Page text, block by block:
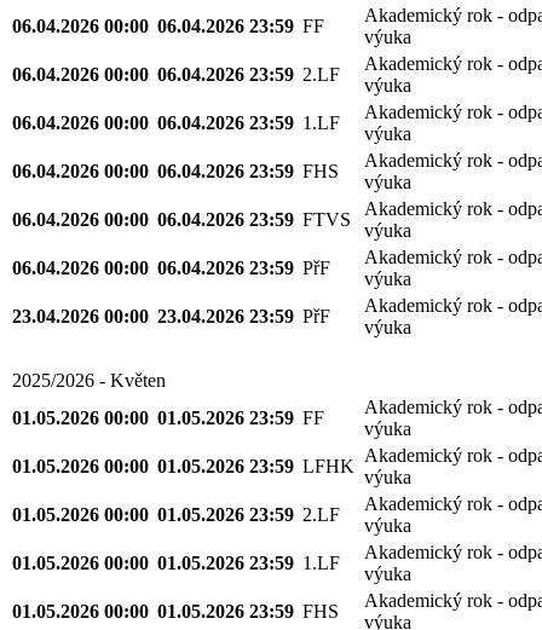
06.04.2026 00:00 06.04.2026 23:59 FF
Akademický rok -
výuka
06.04.2026 00:00 06.04.2026 23:59 2.LF
Akademický rok -
výuka
06.04.2026 00:00 06.04.2026 23:59 1.LF
Akademický rok -
výuka
06.04.2026 00:00 06.04.2026 23:59 FHS
Akademický rok -
výuka
06.04.2026 00:00 06.04.2026 23:59 FTVS
Akademický rok -
výuka
06.04.2026 00:00 06.04.2026 23:59 PřF
Akademický rok -
výuka
23.04.2026 00:00 23.04.2026 23:59 PřF
Akademický rok -
výuka
2025/2026 - Květen
01.05.2026 00:00 01.05.2026 23:59 FF
Akademický rok -
výuka
01.05.2026 00:00 01.05.2026 23:59 LFHK
Akademický rok -
výuka
01.05.2026 00:00 01.05.2026 23:59 2.LF
Akademický rok -
výuka
01.05.2026 00:00 01.05.2026 23:59 1.LF
Akademický rok -
výuka
01.05.2026 00:00 01.05.2026 23:59 FHS
Akademický rok -
výuka